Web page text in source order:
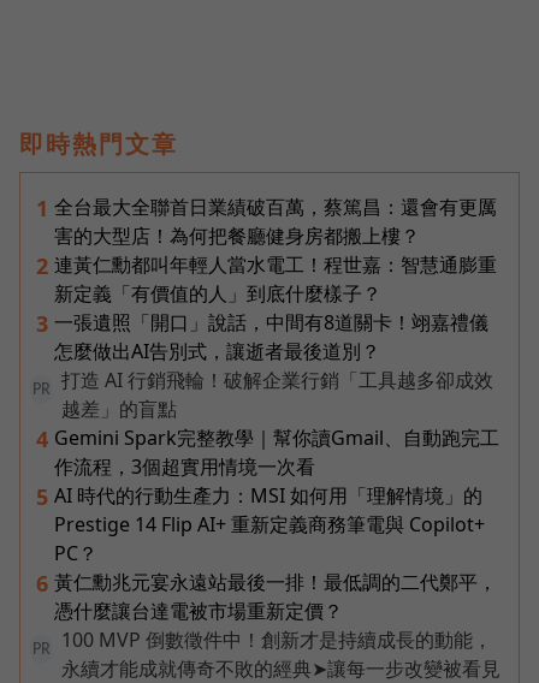
即時熱門文章
1 全台最大全聯首日業績破百萬，蔡篤昌：還會有更厲
害的大型店！為何把餐廳健身房都搬上樓？
2 連黃仁勳都叫年輕人當水電工！程世嘉：智慧通膨重
新定義「有價值的人」到底什麼樣子？
3 一張遺照「開口」說話，中間有8道關卡！翊嘉禮儀
怎麼做出AI告別式，讓逝者最後道別？
PR
打造 AI 行銷飛輪！破解企業行銷「工具越多卻成效
越差」的盲點
4 Gemini Spark完整教學｜幫你讀Gmail、自動跑完工
作流程，3個超實用情境一次看
5 AI 時代的行動生產力：MSI 如何用「理解情境」的
Prestige 14 Flip AI+ 重新定義商務筆電與 Copilot+
PC？
6 黃仁勳兆元宴永遠站最後一排！最低調的二代鄭平，
憑什麼讓台達電被市場重新定價？
PR
100 MVP 倒數徵件中！創新才是持續成長的動能，
永續才能成就傳奇不敗的經典➤讓每一步改變被看見